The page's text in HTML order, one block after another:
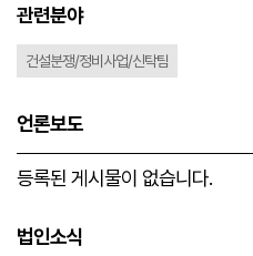
관련분야
건설분쟁/정비사업/신탁팀
언론보도
등록된 게시물이 없습니다.
법인소식